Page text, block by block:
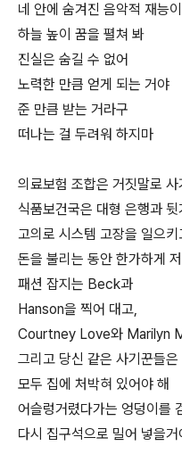
네 안에 숨겨진 음악적 재능
하늘 높이 꿈을 펼쳐 봐
진실은 숨길 수 없어
노력한 만큼 얻게 되는 거야
준 만큼 받는 거라구
떠나는 걸 두려워 하지마
의료보험 조합은 거짓말로 사
식품보건국은 대형 은행과
고의로 시스템 고장을 일으키
돈을 불리는 동안 한가하게
패션 잡지는 Beck과
Hanson을 찍어 대고,
Courtney Love와 Marilyn
그리고 당신 같은 사기꾼들은
모두 집에 처박혀 있어야 해
어슬렁거렸다가는 엉덩이를
다시 집구석으로 밀어 넣을거